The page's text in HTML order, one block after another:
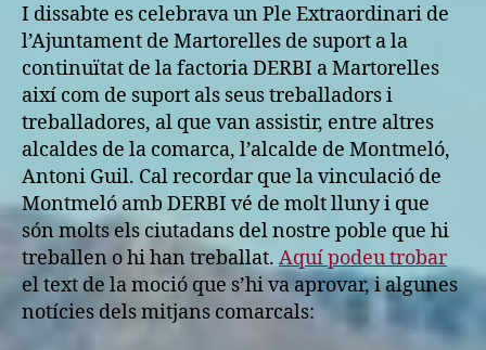
I dissabte es celebrava un Ple Extraordinari de
l’Ajuntament de Martorelles de suport a la
continuïtat de la factoria DERBI a Martorelles
així com de suport als seus treballadors i
treballadores, al que van assistir, entre altres
alcaldes de la comarca, l’alcalde de Montmeló,
Antoni Guil. Cal recordar que la vinculació de
Montmeló amb DERBI vé de molt lluny i que
són molts els ciutadans del nostre poble que hi
treballen o hi han treballat. Aquí podeu trobar
el text de la moció que s’hi va aprovar, i algunes
notícies dels mitjans comarcals: